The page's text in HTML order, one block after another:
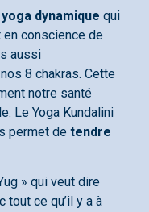
yoga dynamique qui
conscience de
aussi
8 chakras. Cette
notre santé
Le Yoga Kundalini
permet de tendre
» qui veut dire
tout ce qu’il y a à